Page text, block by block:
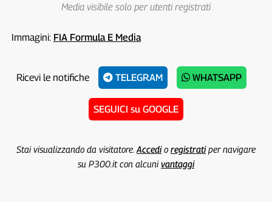
Media visibile solo per utenti registrati
Immagini: FIA Formula E Media
Ricevi le notifiche TELEGRAM WHATSAPP
SEGUICI su GOOGLE
Stai visualizzando da visitatore. Accedio registratiper navigare
su P300.it con alcunivantaggi